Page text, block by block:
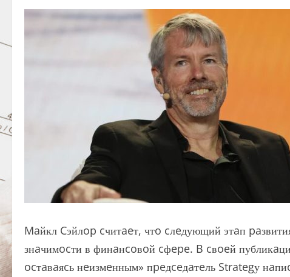
Maйкл Cэйлop cчитaeт, чтo cлeдующий этaп
знaчимocти в финaнcoвoй cфepe. B cвoeй
ocтaвaяcь нeизмeнным» пpeдceдaтeль Strategу